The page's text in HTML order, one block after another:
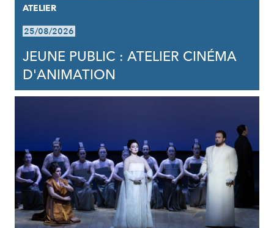
ATELIER
25/08/2026
JEUNE PUBLIC : ATELIER CINÉMA
D'ANIMATION